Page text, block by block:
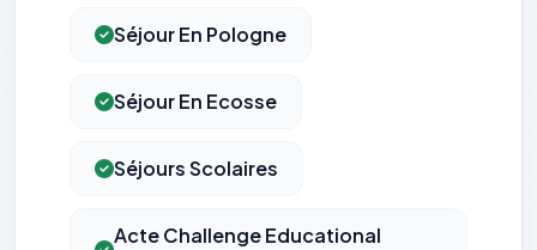
Séjour En Pologne
Séjour En Ecosse
Séjours Scolaires
Acte Challenge Educational